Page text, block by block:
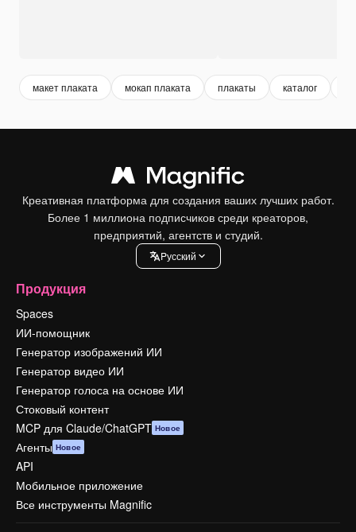
макет плаката мокап плаката плакаты каталог
Креативная платформа для создания ваших лучших работ.
Более 1 миллиона подписчиков среди креаторов,
предприятий, агентств и студий.
Pусский
Продукция
Spaces
ИИ-помощник
Генератор изображений ИИ
Генератор видео ИИ
Генератор голоса на основе ИИ
Стоковый контент
MCP для Claude/ChatGPT Новое
Агенты Новое
API
Мобильное приложение
Все инструменты Magnific